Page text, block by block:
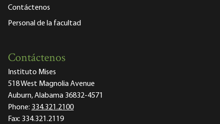
Contáctenos
Personal de la facultad
Contáctenos
Instituto Mises
518 West Magnolia Avenue
Auburn, Alabama 36832-4571
Phone: 334.321.2100
Fax: 334.321.2119